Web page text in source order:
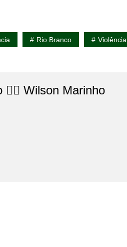
Rio Branco Violência
👨‍⚖️​ Wilson Marinho